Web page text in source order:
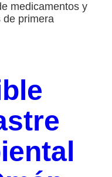
medicamentos y
de primera